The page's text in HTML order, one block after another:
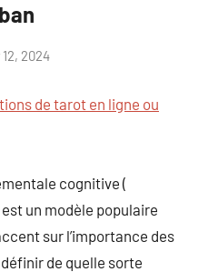
2024
de tarot en ligne ou
cognitive (
un modèle populaire
sur l’importance des
de quelle sorte